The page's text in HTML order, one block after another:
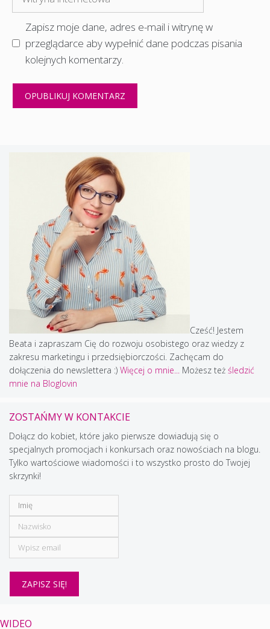
internetowa
Zapisz moje dane, adres e-mail i witrynę w
przeglądarce aby wypełnić dane podczas pisania
kolejnych komentarzy.
Cześć! Jestem
Beata i zapraszam Cię do rozwoju osobistego oraz wiedzy z
zakresu marketingu i przedsiębiorczości. Zachęcam do
dołączenia do newslettera :) Więcej o mnie... Możesz też śledzić
mnie na Bloglovin
ZOSTAŃMY W KONTAKCIE
Dołącz do kobiet, które jako pierwsze dowiadują się o
specjalnych promocjach i konkursach oraz nowościach na blogu.
Tylko wartościowe wiadomości i to wszystko prosto do Twojej
skrzynki!
WIDEO